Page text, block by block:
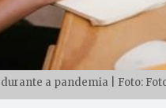
a pandemia | Foto: